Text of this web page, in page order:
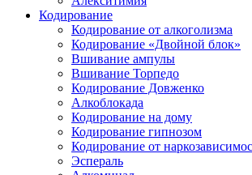
Кодирование
Кодирование от алкоголизма
Кодирование «Двойной блок»
Вшивание ампулы
Вшивание Торпедо
Кодирование Довженко
Алкоблокада
Кодирование на дому
Кодирование гипнозом
Кодирование от
Эспераль